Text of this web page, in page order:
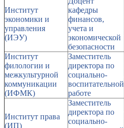
Институт
экономики и
управления
(ИЭУ)
кафедры
финансов,
учета и
экономической
безопасности
Институт
филологии и
межкультурной
коммуникации
(ИФМК)
Заместитель
директора по
социально-
воспитательной
работе
Институт права
(ИП)
Заместитель
директора по
социально-